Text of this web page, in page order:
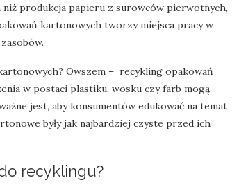
produkcja papieru z surowców pierwotnych,
kartonowych tworzy miejsca pracy w
Owszem – recykling opakowań
w postaci plastiku, wosku czy farb mogą
jest, aby konsumentów edukować na temat
były jak najbardziej czyste przed ich
recyklingu?